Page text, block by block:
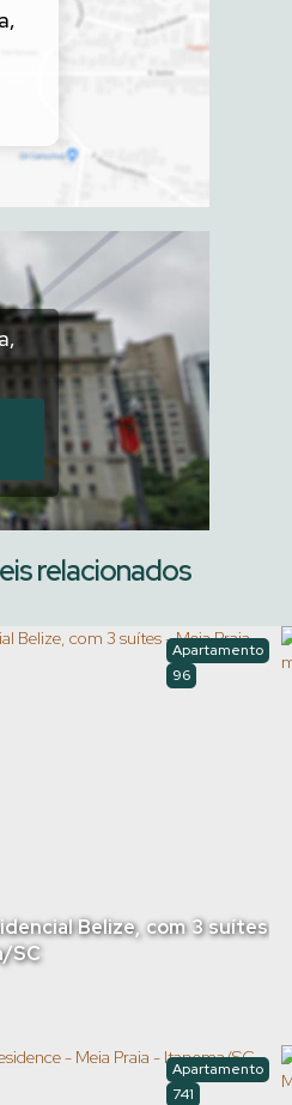
,
,
relacionados
Belize, com 3 suítes
SC
96
Apartamento
741
Apartamento